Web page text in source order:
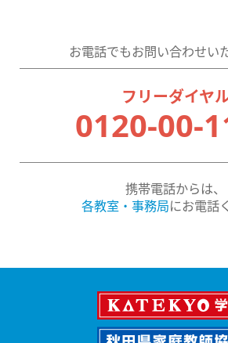
お電話でもお問い合わせい
フリーダイヤ
0120-00-
携帯電話からは、
各教室・事務局にお電話